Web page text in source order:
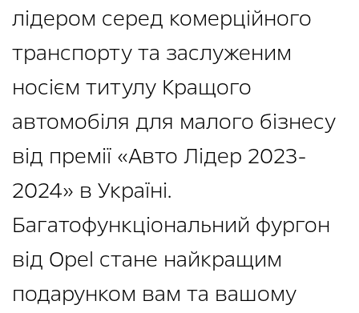
лідером серед комерційного
транспорту та заслуженим
носієм титулу Кращого
автомобіля для малого бізнесу
від премії «Авто Лідер 2023-
2024» в Україні.
Багатофункціональний фургон
від Opel стане найкращим
подарунком вам та вашому